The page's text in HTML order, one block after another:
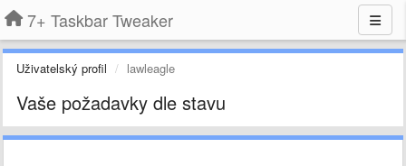
7+ Taskbar Tweaker
Uživatelský profil lawleagle
Vaše požadavky dle stavu